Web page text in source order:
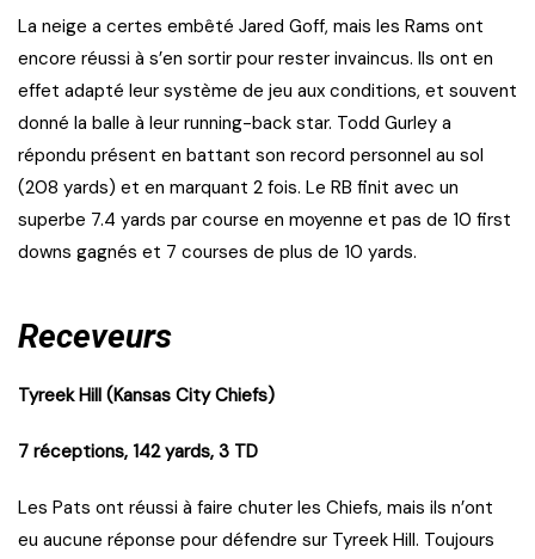
La neige a certes embêté Jared Goff, mais les Rams ont
encore réussi à s’en sortir pour rester invaincus. Ils ont en
effet adapté leur système de jeu aux conditions, et souvent
donné la balle à leur running-back star. Todd Gurley a
répondu présent en battant son record personnel au sol
(208 yards) et en marquant 2 fois. Le RB finit avec un
superbe 7.4 yards par course en moyenne et pas de 10 first
downs gagnés et 7 courses de plus de 10 yards.
Receveurs
Tyreek Hill (Kansas City Chiefs)
7 réceptions, 142 yards, 3 TD
Les Pats ont réussi à faire chuter les Chiefs, mais ils n’ont
eu aucune réponse pour défendre sur Tyreek Hill. Toujours